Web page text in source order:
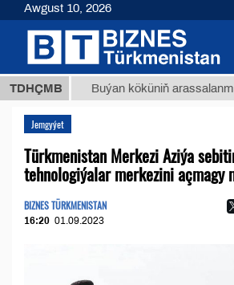
TDHÇMBBuýan köküniň arassalanmadyk
Jemgyýet
Türkmenistan Merkezi Aziýa
tehnologiýalar merkezini açmagy
BIZNES TÜRKMENISTAN
16:20 01.09.2023
Awgust 10, 2026